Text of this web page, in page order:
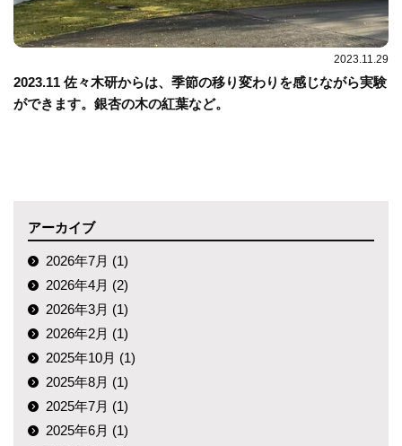
2023.11.29
2023.11 佐々木研からは、季節の移り変わりを感じながら実験
ができます。銀杏の木の紅葉など。
アーカイブ
2026年7月 (1)
2026年4月 (2)
2026年3月 (1)
2026年2月 (1)
2025年10月 (1)
2025年8月 (1)
2025年7月 (1)
2025年6月 (1)